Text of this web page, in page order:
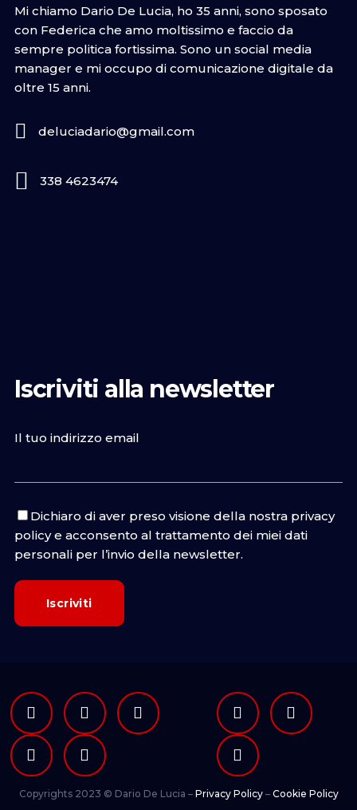
Mi chiamo Dario De Lucia, ho 35 anni, sono sposato
con Federica che amo moltissimo e faccio da
sempre politica fortissima. Sono un social media
manager e mi occupo di comunicazione digitale da
oltre 15 anni.
deluciadario@gmail.com
338 4623474
Iscriviti alla newsletter
Il tuo indirizzo email
Dichiaro di aver preso visione della nostra privacy
policye acconsento al trattamento dei miei dati
personali per l’invio della newsletter.
Copyrights 2023 © Dario De Lucia – Privacy Policy– Cookie Policy